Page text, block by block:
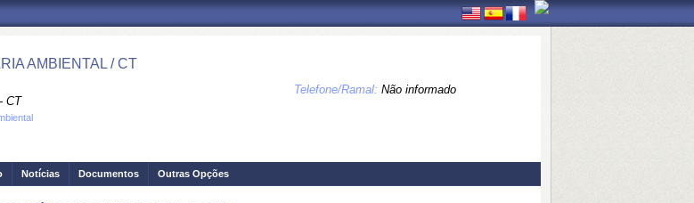
AMBIENTAL / CT
CT
Telefone/Ramal: Não informado
Notícias Documentos Outras Opções